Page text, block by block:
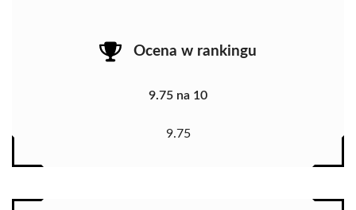
Ocena w rankingu
9.75 na 10
9.75